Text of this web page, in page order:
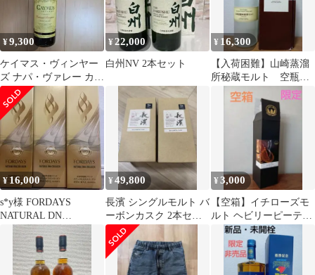
¥9,300
ケイマス・ヴィンヤー
ズ ナパ・ヴァレー カベ
ルネ・ソーヴィニヨン
2020年
¥22,000
白州NV 2本セット
¥ 16,300
【入荷困難】山崎蒸溜
所秘蔵モルト 空瓶
箱付き
¥ 16,000
s*y様 FORDAYS
NATURAL DN
COLLAGEN 720ml ×
¥49,800
長濱 シングルモルト バ
ーボンカスク 2本セッ
ト
¥3,000
【空箱】イチローズモ
ルト ヘビリーピーテッ
ド シガーラベル 2012-
2016